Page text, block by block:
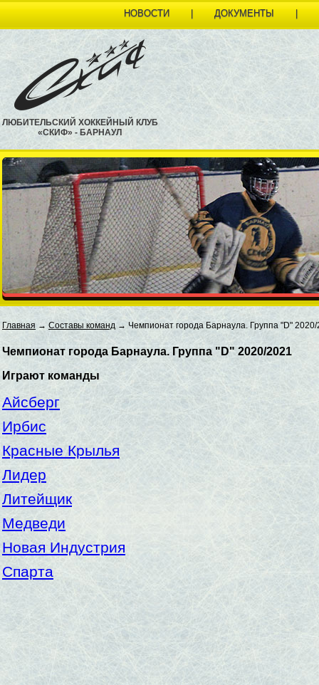
НОВОСТИ | ДОКУМЕНТЫ |
ЛЮБИТЕЛЬСКИЙ ХОККЕЙНЫЙ КЛУБ
«СКИФ» - БАРНАУЛ
Главная → Составы команд → Чемпионат города Барнаула. Группа "D"
Чемпионат города Барнаула. Группа "D" 2020/2021
Играют команды
Айсберг
Ирбис
Красные Крылья
Лидер
Литейщик
Медведи
Новая Индустрия
Спарта